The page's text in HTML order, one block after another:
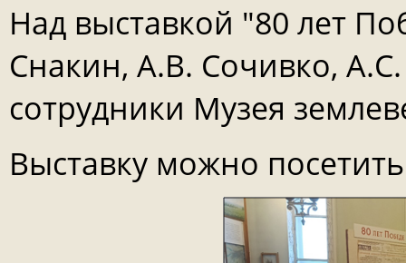
Над выставкой "80 лет
Снакин, А.В. Сочивко,
сотрудники Музея
Выставку можно